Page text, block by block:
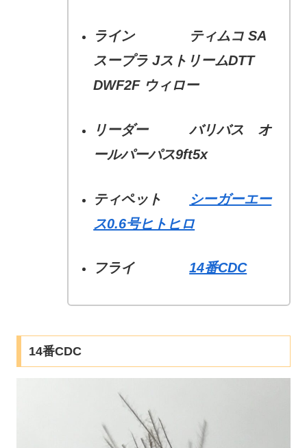
ライン ティムコ SA
スープラ JストリームDTT
DWF2F ウィロー
リーダー バリバス オ
ールパーパス9ft5x
ティペット
シーガーエー
ス0.6号ヒトヒロ
フライ14番CDC
14番CDC